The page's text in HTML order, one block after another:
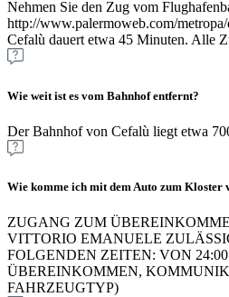
Nehmen Sie den Zug vom
http://www.palermoweb.com/
Cefalù dauert etwa 45 Minuten. Alle
Wie weit ist es vom Bahnhof entfernt?
Der Bahnhof von Cefalù liegt etwa
Wie komme ich mit dem Auto zum Kloster
ZUGANG ZUM
VITTORIO EMANUELE
FOLGENDEN ZEITEN: VON 24:00
ÜBEREINKOMMEN,
FAHRZEUGTYP)